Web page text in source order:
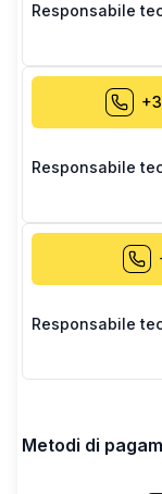
Responsabile
Responsabile
Responsabile
Metodi di